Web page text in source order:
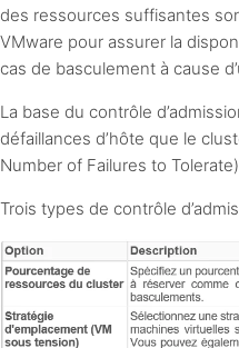
des ressources suffisantes
VMware pour assurer la
cas de basculement à cause
La base du contrôle
défaillances d’hôte que le
Number of Failures to
Trois types de contrôle